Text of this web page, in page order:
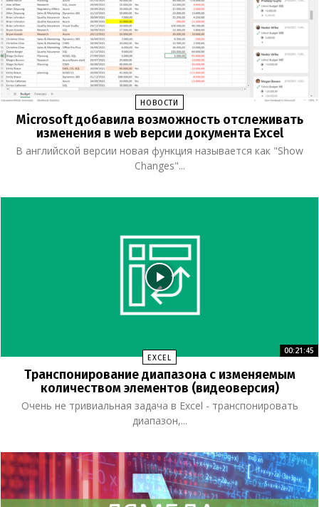
НОВОСТИ
Microsoft добавила возможность отслеживать
изменения в web версии документа Excel
В английской версии новая функция называется как "Show
Changes"...
EXCEL
00:21:45
Транспонирование диапазона с изменяемым
количеством элементов (видеоверсия)
Очень не тривиальная задача в Excel - транспонировать
диапазон,...